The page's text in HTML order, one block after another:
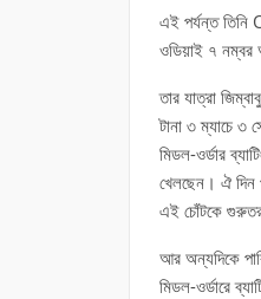
এই পর্যন্ত তিনি
ওডিয়াই ৭ নম্বর
তার যাত্রা
টানা ৩ ম্যাচে ৩
মিডল-ওর্ডার
খেলছেন। ঐ দিন
এই চোঁটকে গুরুতর
আর অন্যদিকে
মিডল-ওর্ডারে